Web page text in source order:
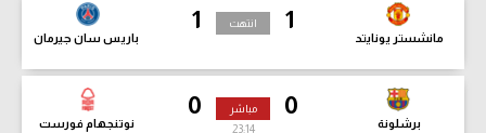
1
مانشستر يونايتد
1
باريس سان جيرمان
انتهت
0
برشلونة
0
نوتنجهام فورست
مباشر
23:16